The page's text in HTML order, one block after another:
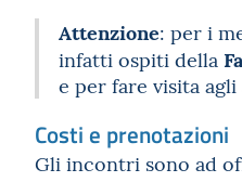
Attenzione: per i
infatti ospiti della
e per fare visita
Costi e prenotazioni
Gli incontri sono ad